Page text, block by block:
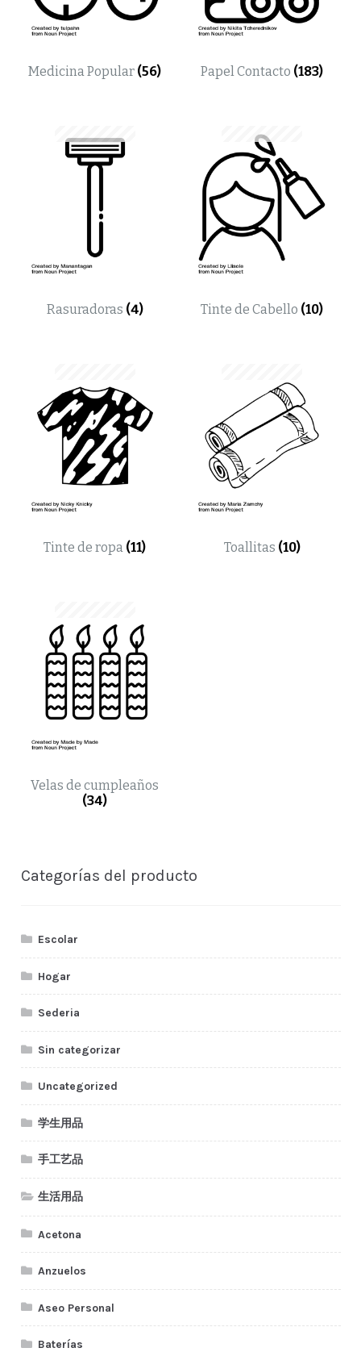
Medicina Popular (56) Papel Contacto (183)
Rasuradoras (4) Tinte de Cabello (10)
Tinte de ropa (11) Toallitas (10)
Velas de cumpleaños
(34)
Categorías del producto
Escolar
Hogar
Sederia
Sin categorizar
Uncategorized
学生用品
手工艺品
生活用品
Acetona
Anzuelos
Aseo Personal
Baterías